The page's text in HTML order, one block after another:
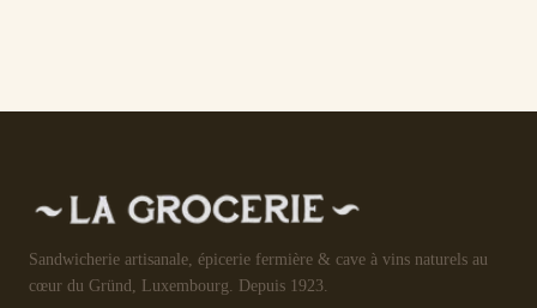
Sandwicherie artisanale, épicerie fermière & cave à vins naturels au
cœur du Gründ, Luxembourg. Depuis 1923.